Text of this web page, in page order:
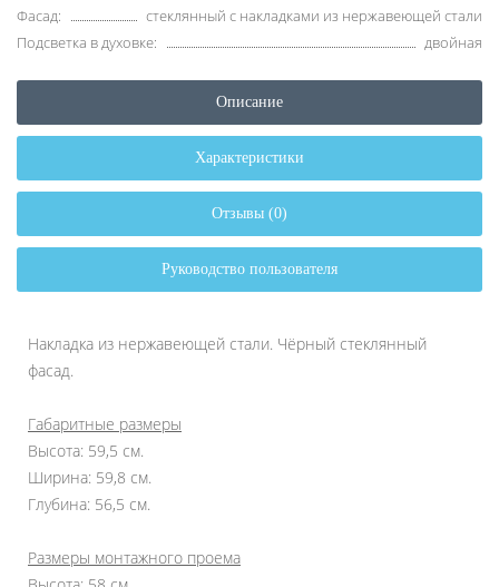
Фасад:
стеклянный с накладками из нержавеющей стали
Подсветка в духовке:
двойная
Описание
Характеристики
Отзывы (0)
Руководство пользователя
Накладка из нержавеющей стали. Чёрный стеклянный
фасад.
Габаритные размеры
Высота: 59,5 см.
Ширина: 59,8 см.
Глубина: 56,5 см.
Размеры монтажного проема